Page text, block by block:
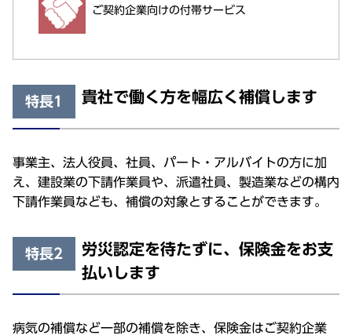
ご契約企業向けの付帯サービス
特長1 貴社で働く方を幅広く補償します
事業主、法人役員、社員、パート・アルバイトの方に加
え、建設業の下請作業員や、派遣社員、製造業などの構内
下請作業員なども、補償の対象とすることができます。
特長2
労災認定を待たずに、保険金をお支
払いします
病気の補償など一部の補償を除き、保険金はご契約企業